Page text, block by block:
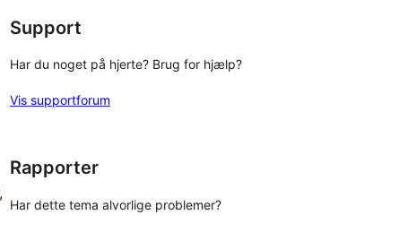
Support
Har du noget på hjerte? Brug for hjælp?
Vis supportforum
Rapporter
Har dette tema alvorlige problemer?